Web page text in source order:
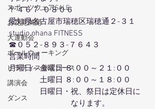
スポーツウェアSALE
お花見満開
大運動会
ポールウォーキング
ピラティス養成コース
講演会
ダンス
〒４６７-０８０６
愛知県名古屋市瑞穂区瑞穂通２-３１
studio ohana FITNESS
☎０５２-８９３-７６４３
営業時間
月曜日～金曜日 ８:００～２１:００
土曜日 ８:００～１８:００
日曜日・祝、祭日は定休日に
なります。